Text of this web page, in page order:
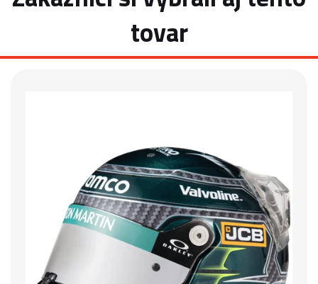
tovar